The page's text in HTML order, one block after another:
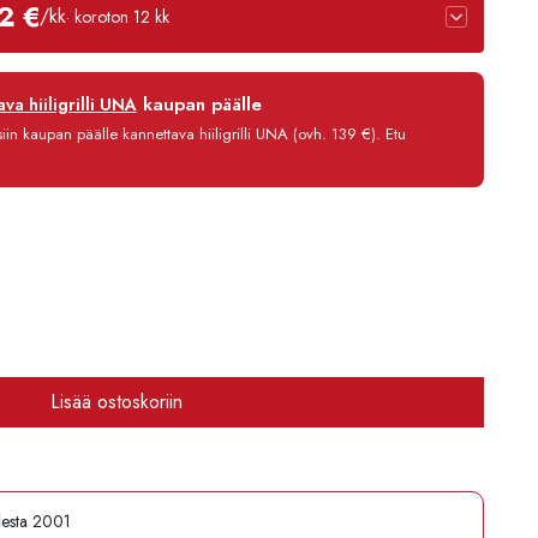
€/kk· koroton 12 kk
hiiligrilli UNAkaupan päälle
kaupan päälle kannettava hiiligrilli UNA (ovh. 139 €). Etu
Lisää ostoskoriin
2001